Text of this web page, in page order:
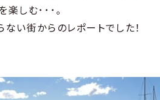
楽しむ･･･。
い街からのレポートでした！